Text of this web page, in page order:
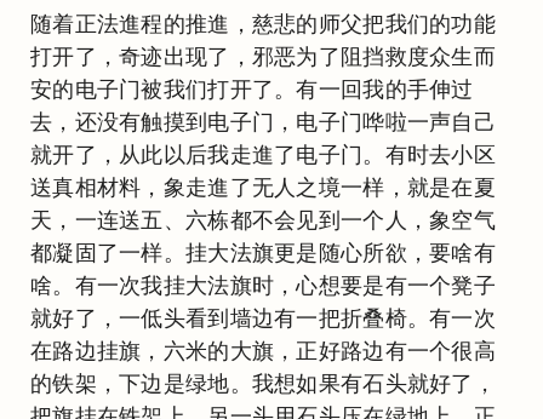
随着正法進程的推進，慈悲的师父把我们的功能
打开了，奇迹出现了，邪恶为了阻挡救度众生而
安的电子门被我们打开了。有一回我的手伸过
去，还没有触摸到电子门，电子门哗啦一声自己
就开了，从此以后我走進了电子门。有时去小区
送真相材料，象走進了无人之境一样，就是在夏
天，一连送五、六栋都不会见到一个人，象空气
都凝固了一样。挂大法旗更是随心所欲，要啥有
啥。有一次我挂大法旗时，心想要是有一个凳子
就好了，一低头看到墙边有一把折叠椅。有一次
在路边挂旗，六米的大旗，正好路边有一个很高
的铁架，下边是绿地。我想如果有石头就好了，